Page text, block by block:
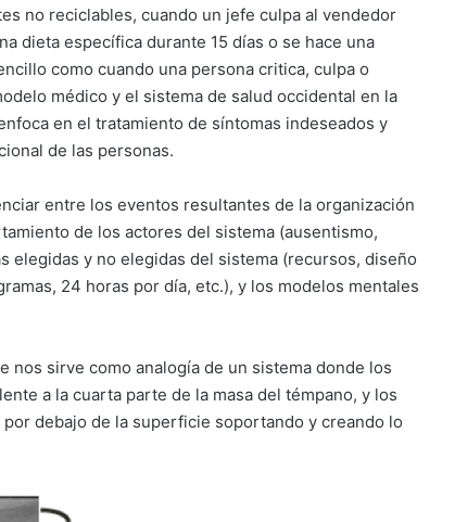
no reciclables, cuando un jefe culpa al vendedor
dieta específica durante 15 días o se hace una
como cuando una persona critica, culpa o
médico y el sistema de salud occidental en la
en el tratamiento de síntomas indeseados y
de las personas.
entre los eventos resultantes de la organización
de los actores del sistema (ausentismo,
elegidas y no elegidas del sistema (recursos, diseño
24 horas por día, etc.), y los modelos mentales
nos sirve como analogía de un sistema donde los
a la cuarta parte de la masa del témpano, y los
debajo de la superficie soportando y creando lo